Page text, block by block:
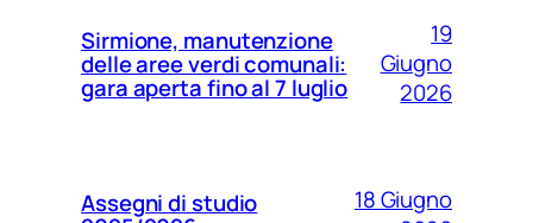
Sirmione, manutenzione
delle aree verdi comunali:
gara aperta fino al 7 luglio
19
Giugno
2026
Assegni di studio
18 Giugno